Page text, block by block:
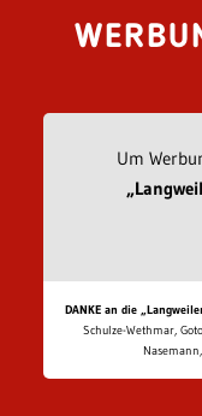
Um
DANKE an die
Schulze-Wethmar,